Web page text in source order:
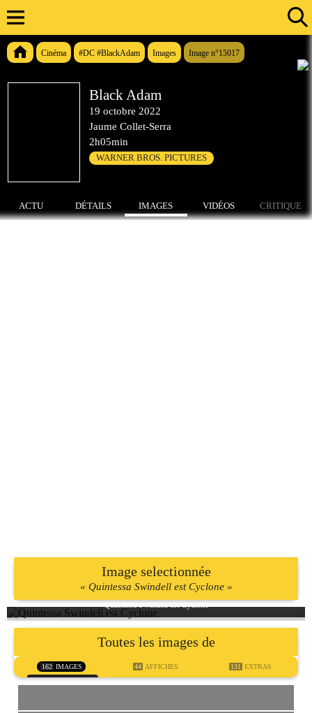
Cinéma #DC #BlackAdam Images Image n°15017
Black Adam
19 octobre 2022
Jaume Collet-Serra
2h05min
WARNER BROS. PICTURES
ACTU DÉTAILS IMAGES VIDÉOS CRITIQUE
Image selectionnée
« Quintessa Swindell est Cyclone »
Quintessa Swindell est Cyclone
Toutes les images de
162 IMAGES 44 AFFICHES 131 EXTRAS